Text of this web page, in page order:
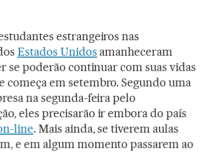
estrangeiros nas
Estados Unidos amanheceram
se poderão continuar com suas vidas
começa em setembro. Segundo uma
na segunda-feira pelo
eles precisarão ir embora do país
line. Mais ainda, se tiverem aulas
e em algum momento passarem ao